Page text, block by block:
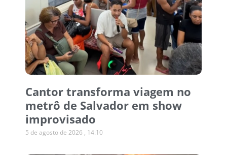
Cantor transforma viagem no
metrô de Salvador em show
improvisado
5 de agosto de 2026 14:10